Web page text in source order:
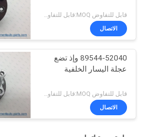
الاتصال
89544-52040 وإذ تضع
عجلة اليسار الخلفية
الاتصال